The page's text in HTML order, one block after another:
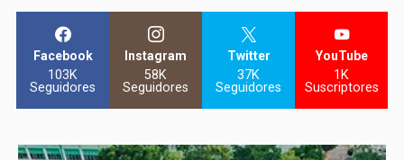
Facebook
103K
Seguidores
Instagram
58K
Seguidores
Twitter
37K
Seguidores
YouTube
1K
Suscriptores